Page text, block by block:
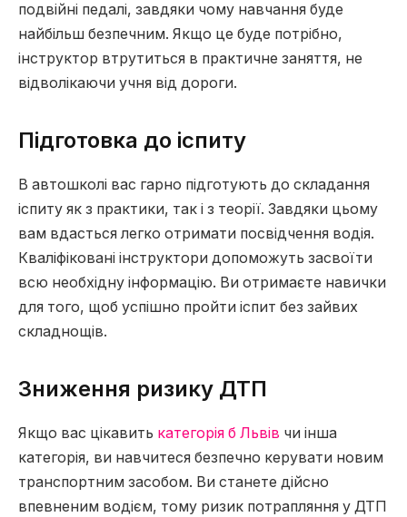
подвійні педалі, завдяки чому навчання буде
найбільш безпечним. Якщо це буде потрібно,
інструктор втрутиться в практичне заняття, не
відволікаючи учня від дороги.
Підготовка до іспиту
В автошколі вас гарно підготують до складання
іспиту як з практики, так і з теорії. Завдяки цьому
вам вдасться легко отримати посвідчення водія.
Кваліфіковані інструктори допоможуть засвоїти
всю необхідну інформацію. Ви отримаєте навички
для того, щоб успішно пройти іспит без зайвих
складнощів.
Зниження ризику ДТП
Якщо вас цікавить категорія б Львів чи інша
категорія, ви навчитеся безпечно керувати новим
транспортним засобом. Ви станете дійсно
впевненим водієм, тому ризик потрапляння у ДТП